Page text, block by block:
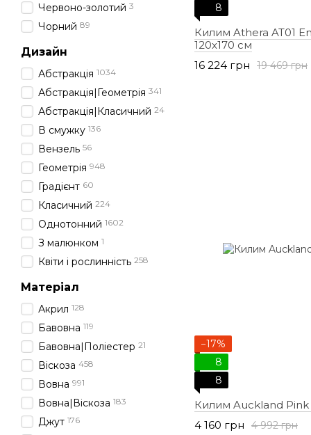
8
Килим Athera AT01
120х170 см
19 469 грн
16 224 грн
−17%
8
8
Килим Auckland Pink
4 992 грн
4 160 грн
Червоно-золотий 3
Чорний 89
Дизайн
Абстракція 1034
Абстракція|Геометрія 341
Абстракція|Класичний 24
В смужку 136
Вензель 56
Геометрія 948
Градієнт 60
Класичний 224
Однотонний 1602
З малюнком 1
Квіти і рослинність 258
Матеріал
Акрил 128
Бавовна 119
Бавовна|Поліестер 21
Віскоза 458
Вовна 991
Вовна|Віскоза 183
Джут 176